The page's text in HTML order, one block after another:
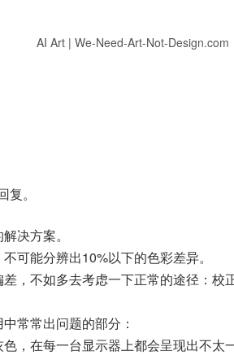
AI Art | We-Need-Art-Not-Design.com
。
决方案。
可能分辨出10%以下的色彩差异。
，不如多去考虑一下正常的途径：校
常常出问题的部分：
，在每一台显示器上都会呈现出不太